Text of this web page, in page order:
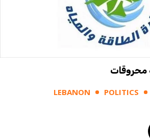
محروقات
LEBANON POLITICS